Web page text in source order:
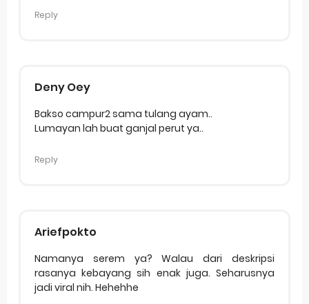
Reply
Deny Oey
Bakso campur2 sama tulang ayam..
Lumayan lah buat ganjal perut ya..
Reply
Ariefpokto
Namanya serem ya? Walau dari deskripsi
rasanya kebayang sih enak juga. Seharusnya
jadi viral nih. Hehehhe